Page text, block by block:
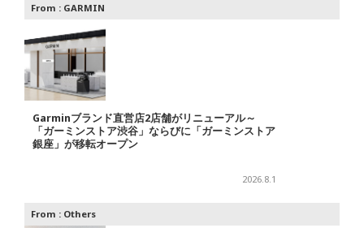
From : GARMIN
Garminブランド直営店2店舗がリニューアル～
「ガーミンストア渋谷」ならびに「ガーミンストア
銀座」が移転オープン
2026.8.1
From : Others